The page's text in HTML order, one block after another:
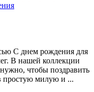
С днем рождения для
В нашей коллекции
чтобы поздравить
простую милую и ...